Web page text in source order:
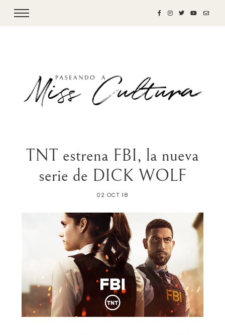
TNT estrena FBI, la nueva
serie de DICK WOLF
02 OCT 18